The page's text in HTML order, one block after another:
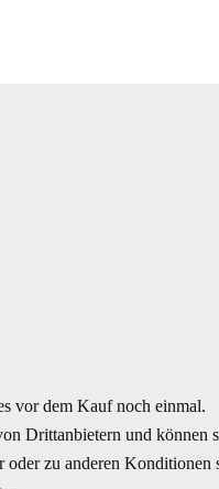
vor dem Kauf noch einmal.
Drittanbietern und können
zu anderen Konditionen